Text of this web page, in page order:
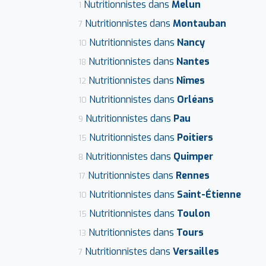
1 Nutritionnistes dans Melun
7 Nutritionnistes dans Montauban
10 Nutritionnistes dans Nancy
18 Nutritionnistes dans Nantes
12 Nutritionnistes dans Nîmes
10 Nutritionnistes dans Orléans
9 Nutritionnistes dans Pau
15 Nutritionnistes dans Poitiers
8 Nutritionnistes dans Quimper
17 Nutritionnistes dans Rennes
10 Nutritionnistes dans Saint-Étienne
15 Nutritionnistes dans Toulon
13 Nutritionnistes dans Tours
7 Nutritionnistes dans Versailles